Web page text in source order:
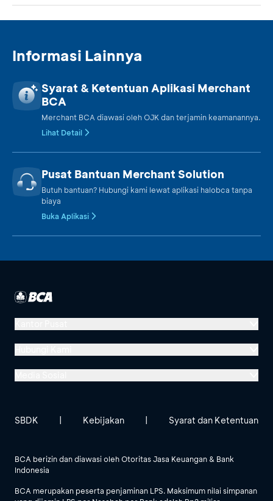
Informasi Lainnya
Syarat & Ketentuan Aplikasi Merchant
BCA
Merchant BCA diawasi oleh OJK dan terjamin keamanannya.
Lihat Detail
Pusat Bantuan Merchant Solution
Butuh bantuan? Hubungi kami lewat aplikasi halobca tanpa
biaya
Buka Aplikasi
Menara BCA, Grand Indonesia
Jl. MH Thamrin No. 1
Lihat Semua Media Sosial
BCA berizin dan diawasi oleh Otoritas Jasa Keuangan & Bank
Indonesia
BCA merupakan peserta penjaminan LPS. Maksimum nilai simpanan
SBDK | Kebijakan | Syarat dan Ketentuan